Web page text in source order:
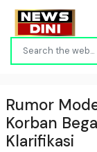
Rumor
Korban
Klarifikasi